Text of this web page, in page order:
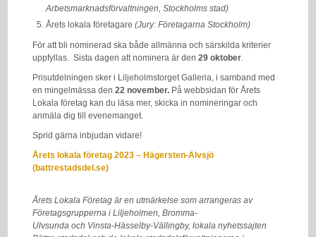
Arbetsmarknadsförvaltningen, Stockholms stad)
Årets lokala företagare(Jury: Företagarna Stockholm)
För att bli nominerad ska både allmänna och särskilda kriterier
uppfyllas. Sista dagen att nominera är den 29 oktober.
Prisutdelningen sker i Liljeholmstorget Galleria, i samband med
en mingelmässa den22 november. På webbsidan för Årets
Lokala företag kan du läsa mer, skicka in nomineringar och
anmäla dig till evenemanget.
Sprid gärna inbjudan vidare!
Årets lokala företag 2023 – Hägersten-Älvsjö
(battrestadsdel.se)
Årets Lokala Företag är en utmärkelse som arrangeras av
Företagsgrupperna i Liljeholmen, Bromma-
Ulvsunda och Vinsta-Hässelby-Vällingby, lokala nyhetssajten